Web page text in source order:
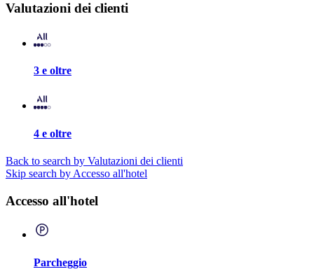
Valutazioni dei clienti
3 e oltre
4 e oltre
Back to search by Valutazioni dei clienti
Skip search by Accesso all'hotel
Accesso all'hotel
Parcheggio